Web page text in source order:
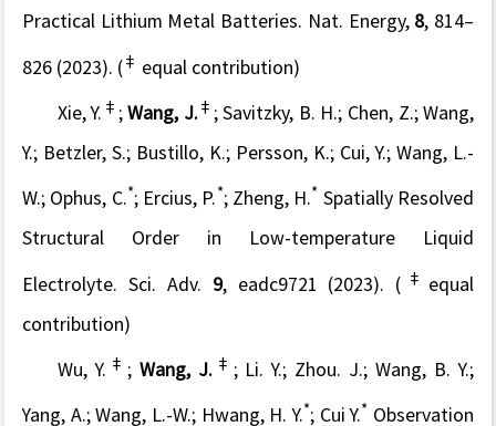
Practical Lithium Metal Batteries. Nat. Energy, 8, 814–
826 (2023). (‡ equal contribution)
Xie, Y. ‡ ;Wang, J. ‡ ; Savitzky, B. H.; Chen, Z.; Wang,
Y.; Betzler, S.; Bustillo, K.; Persson, K.; Cui, Y.; Wang, L.-
W.; Ophus, C.*; Ercius, P. *; Zheng, H.* Spatially Resolved
Structural Order in Low-temperature Liquid
Electrolyte. Sci. Adv. 9, eadc9721 (2023). ( ‡ equal
contribution)
Wu, Y. ‡ ; Wang, J. ‡ ; Li. Y.; Zhou. J.; Wang, B. Y.;
Yang, A.; Wang, L.-W.; Hwang, H. Y.*; Cui Y.* Observation